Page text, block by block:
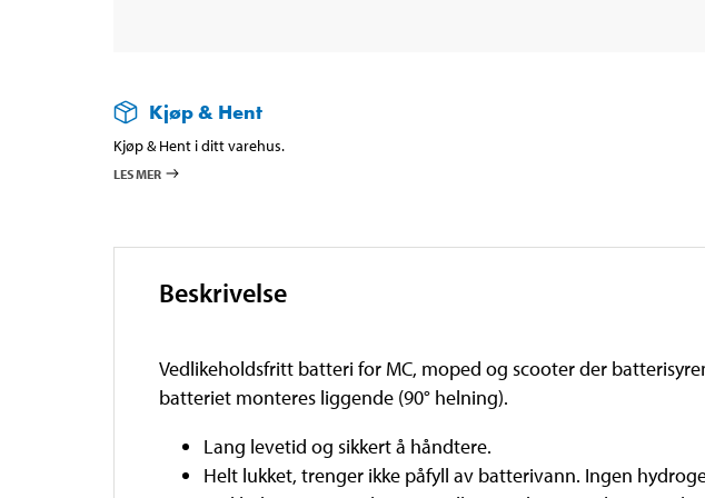
Kjøp & Hent
Kjøp & Hent i ditt varehus.
LES MER
Beskrivelse
Vedlikeholdsfritt batteri for MC, moped og scooter der
batteriet monteres liggende (90° helning).
Lang levetid og sikkert å håndtere.
Helt lukket, trenger ikke påfyll av batterivann. Ingen